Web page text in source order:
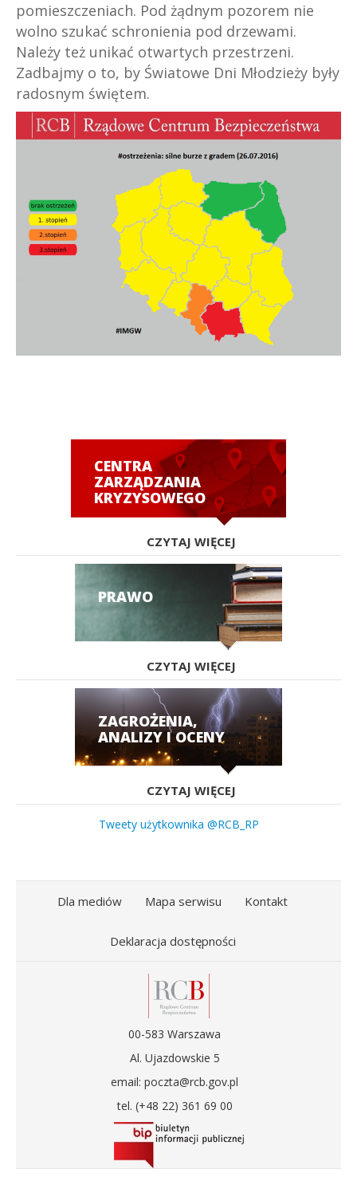
pomieszczeniach. Pod żądnym pozorem nie
wolno szukać schronienia pod drzewami.
Należy też unikać otwartych przestrzeni.
Zadbajmy o to, by Światowe Dni Młodzieży były
radosnym świętem.
CENTRA
ZARZĄDZANIA
KRYZYSOWEGO
CZYTAJ WIĘCEJ
PRAWO
CZYTAJ WIĘCEJ
ZAGROŻENIA,
ANALIZY I OCENY
CZYTAJ WIĘCEJ
Tweety użytkownika @RCB_RP
Dla mediów Mapa serwisu Kontakt
Deklaracja dostępności
00-583 Warszawa
Al. Ujazdowskie 5
email: poczta@rcb.gov.pl
tel. (+48 22) 361 69 00